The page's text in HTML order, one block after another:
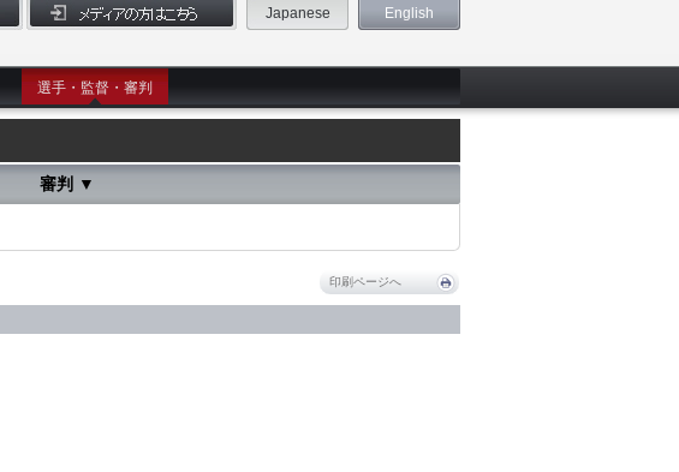
Japanese English
選手・監督・審判
審判 ▼
印刷ページへ